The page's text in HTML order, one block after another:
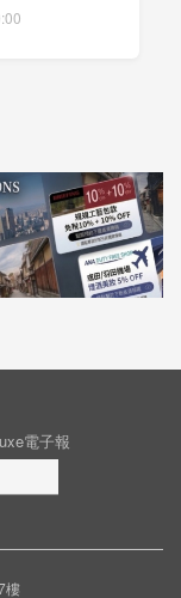
電子報
樓